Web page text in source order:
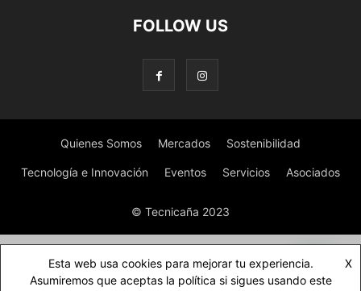
FOLLOW US
Quienes Somos Mercados Sostenibilidad
Tecnología e Innovación Eventos Servicios Asociados
© Tecnicaña 2023
Esta web usa cookies para mejorar tu experiencia.
Asumiremos que aceptas la política si sigues usando este
X